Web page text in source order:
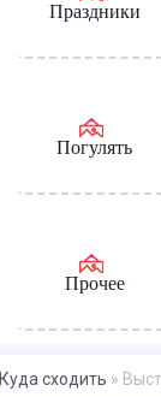
Праздники
Погулять
Прочее
Куда сходить »